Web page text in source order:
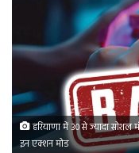
हरियाणा में 30 से ज्यादा
इन एक्शन मोड